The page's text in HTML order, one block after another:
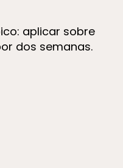
aplicar sobre
dos semanas.